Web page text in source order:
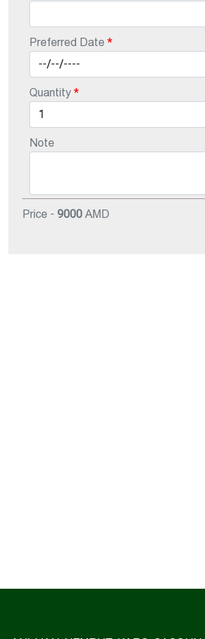
Preferred Date
Quantity
Note
Price - 9000 AMD